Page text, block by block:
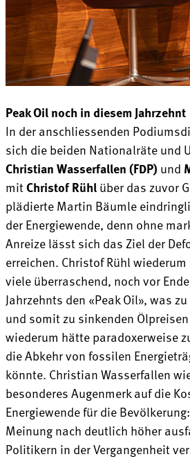
Peak Oil noch in diesem Jahrzehnt
In der anschliessenden
sich die beiden Nationalräte und
Christian Wasserfallen (FDP) und
mitChristof Rühlüber das zuvor
plädierte Martin Bäumle
der Energiewende, denn ohne
Anreize lässt sich das Ziel der
erreichen. Christof Rühl
viele überraschend, noch vor
Jahrzehnts den «Peak Oil», was
und somit zu sinkenden
wiederum hätte paradoxerweise
die Abkehr von fossilen
könnte. Christian Wasserfallen
besonderes Augenmerk auf die
Energiewende für die
Meinung nach deutlich höher
Politikern in der Vergangenheit